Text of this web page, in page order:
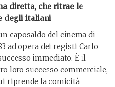
diretta, che ritrae le
degli italiani
caposaldo del cinema di
ad opera dei registi Carlo
immediato. È il
loro successo commerciale,
riprende la comicità